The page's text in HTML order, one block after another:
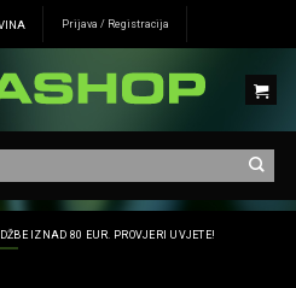
Prijava / Registracija
IZNAD 80 EUR. PROVJERI UVJETE!